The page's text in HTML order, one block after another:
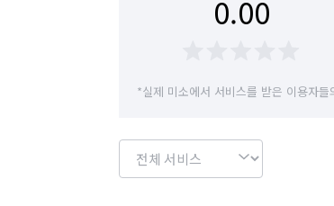
0.00
*실제 미소에서 서비스를 받은 이용자들